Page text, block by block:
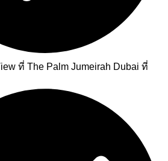
ที่ The Palm Jumeirah Dubai ที่